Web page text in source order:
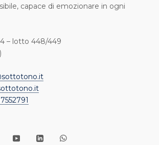
capace di emozionare in ogni
4 – lotto 448/449